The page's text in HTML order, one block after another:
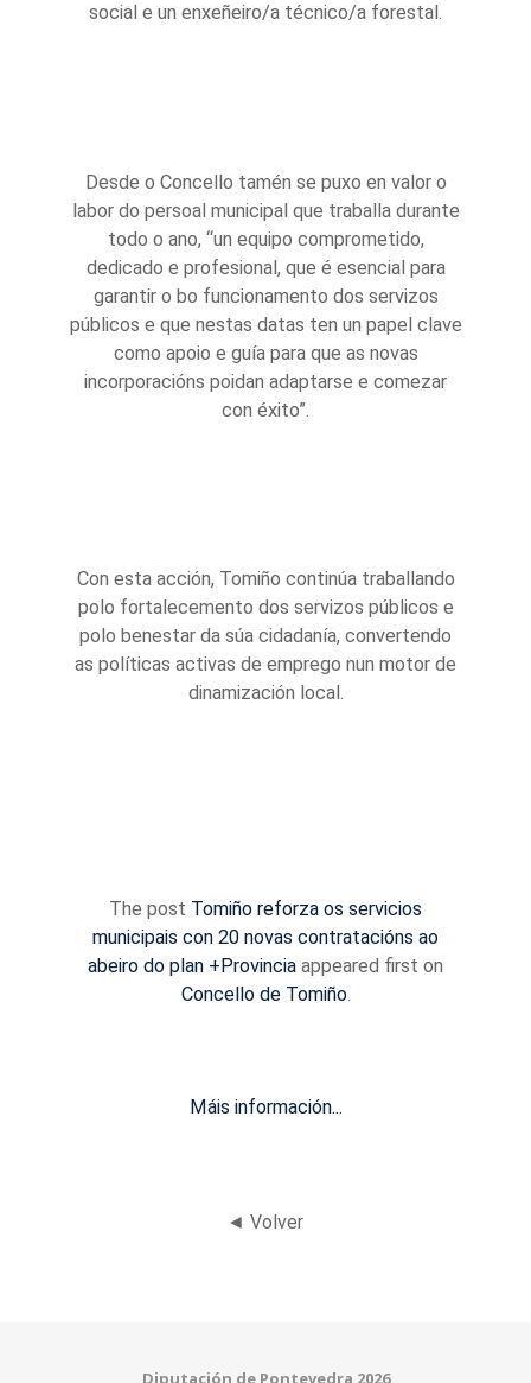
social e un enxeñeiro/a técnico/a forestal.
Desde o Concello tamén se puxo en valor o
labor do persoal municipal que traballa durante
todo o ano, “un equipo comprometido,
dedicado e profesional, que é esencial para
garantir o bo funcionamento dos servizos
públicos e que nestas datas ten un papel clave
como apoio e guía para que as novas
incorporacións poidan adaptarse e comezar
con éxito”.
Con esta acción, Tomiño continúa traballando
polo fortalecemento dos servizos públicos e
polo benestar da súa cidadanía, convertendo
as políticas activas de emprego nun motor de
dinamización local.
The post Tomiño reforza os servicios
municipais con 20 novas contratacións ao
abeiro do plan +Provincia appeared first on
Concello de Tomiño.
Máis información...
◄ Volver